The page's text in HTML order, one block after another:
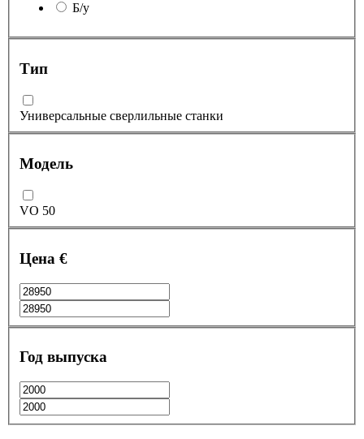
Б/у
Тип
Универсальные сверлильные станки
Модель
VO 50
Цена €
Год выпуска